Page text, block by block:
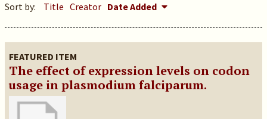
Sort by: Title Creator Date Added
FEATURED ITEM
The effect of expression levels on codon
usage in plasmodium falciparum.